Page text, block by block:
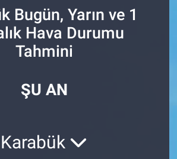
Bugün, Yarın ve 1
Hava Durumu
Tahmini
ŞU AN
Karabük